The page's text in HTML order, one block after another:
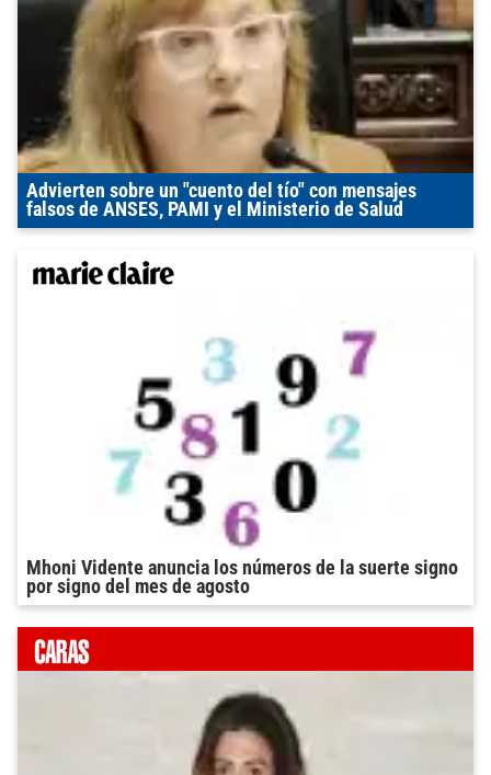
Advierten sobre un "cuento del tío" con mensajes
falsos de ANSES, PAMI y el Ministerio de Salud
Mhoni Vidente anuncia los números de la suerte signo
por signo del mes de agosto